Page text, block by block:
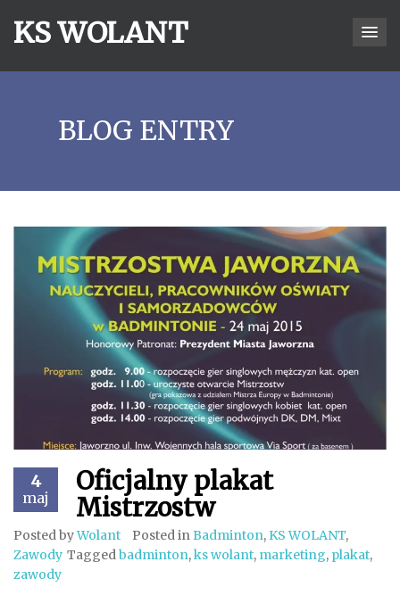
KS WOLANT
BLOG ENTRY
4
maj
Oficjalny plakat
Mistrzostw
Posted byWolant Posted inBadminton, KS WOLANT,
Zawody Taggedbadminton,ks wolant, marketing, plakat,
zawody